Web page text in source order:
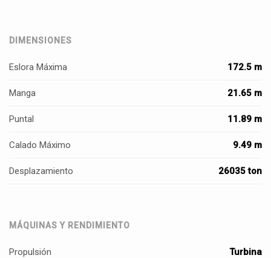
DIMENSIONES
Eslora Máxima 172.5 m
Manga 21.65 m
Puntal 11.89 m
Calado Máximo 9.49 m
Desplazamiento 26035 ton
MÁQUINAS Y RENDIMIENTO
Propulsión Turbina